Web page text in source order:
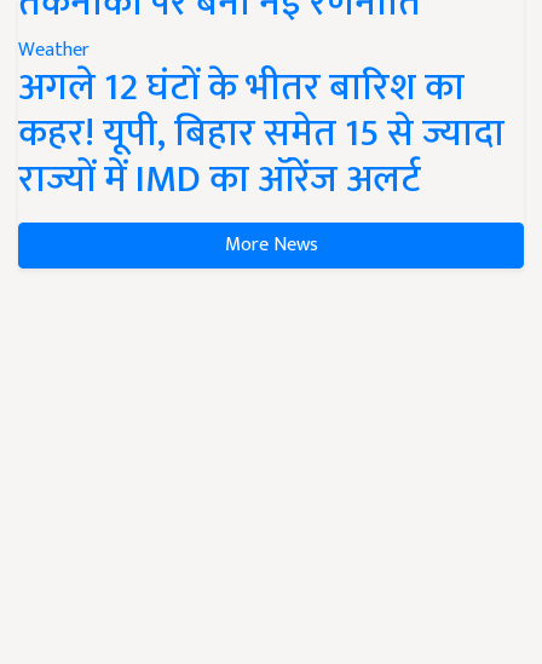
Weather
अगले 12 घंटों के भीतर बारिश का
कहर! यूपी, बिहार समेत 15 से ज्यादा
राज्यों में IMD का ऑरेंज अलर्ट
More News